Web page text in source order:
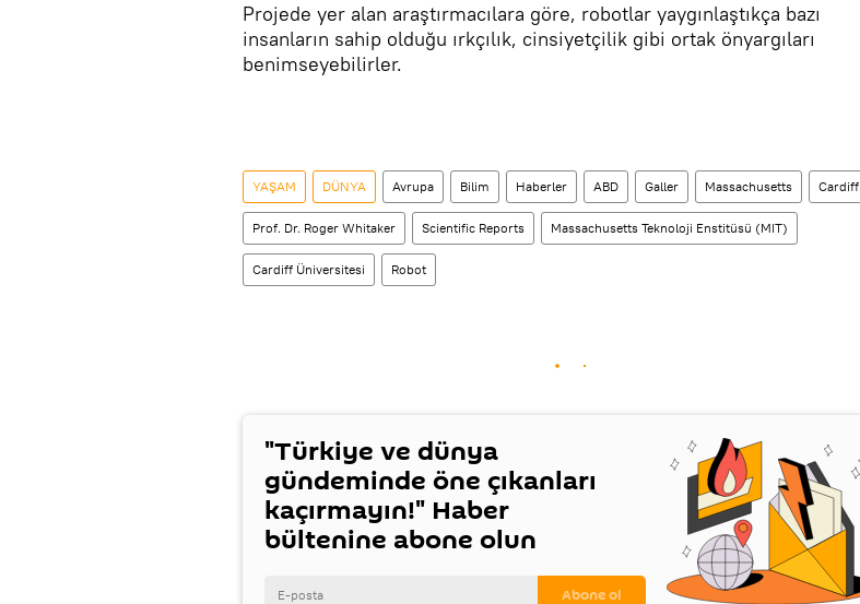
Projede yer alan araştırmacılara göre, robotlar yaygınlaştıkça bazı
insanların sahip olduğu ırkçılık, cinsiyetçilik gibi ortak önyargıları
benimseyebilirler.
YAŞAM DÜNYA Avrupa Bilim Haberler ABD Galler Massachusetts Cardiff
Prof. Dr. Roger Whitaker Scientific Reports Massachusetts Teknoloji Enstitüsü (MIT)
Cardiff Üniversitesi Robot
"Türkiye ve dünya
gündeminde öne çıkanları
kaçırmayın!" Haber
bültenine abone olun